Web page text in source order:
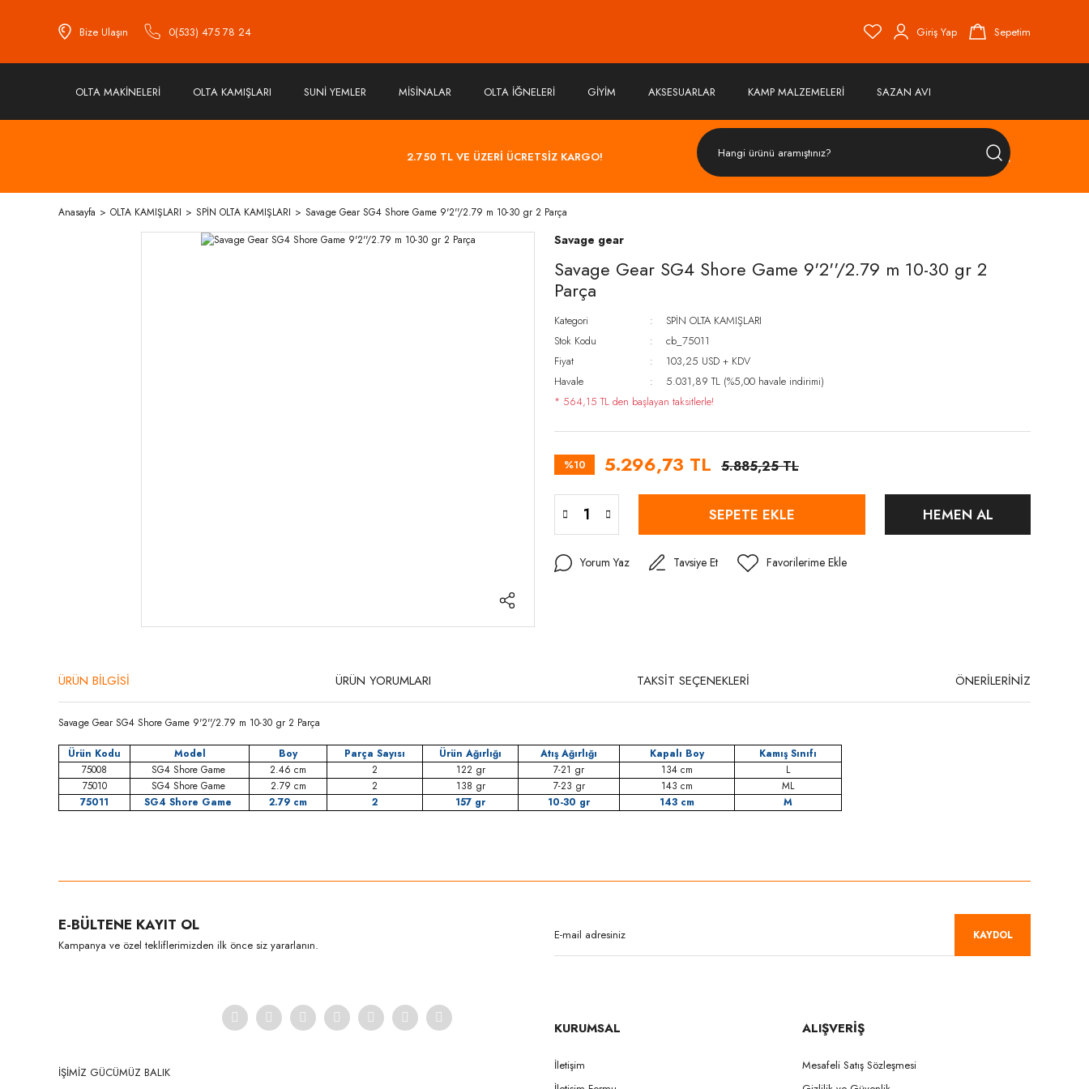
Bize Ulaşın 0(533) 475 78 24 Giriş Yap Sepetim
OLTA MAKİNELERİ OLTA KAMIŞLARI SUNİ YEMLER MİSİNALAR OLTA İĞNELERİ GİYİM AKSESUARLAR KAMP MALZEMELERİ SAZAN AVI
2.750 TL VE ÜZERİ ÜCRETSİZ KARGO!
ÜRÜN
Anasayfa OLTA KAMIŞLARI SPİN OLTA KAMIŞLARI Savage Gear SG4 Shore Game 9'2''/2.79 m 10-30 gr 2 Parça
Savage gear
Savage Gear SG4 Shore Game 9'2''/2.79 m 10-30 gr 2
Parça
Kategori
SPİN OLTA KAMIŞLARI
Stok Kodu
cb_75011
Fiyat
103,25 USD + KDV
Havale
5.031,89 TL (%5,00 havale indirimi)
* 564,15 TL den başlayan taksitlerle!
%10 5.296,73 TL 5.885,25 TL
SEPETE EKLE HEMEN AL
Yorum Yaz Tavsiye Et
ÜRÜN BİLGİSİ ÜRÜN YORUMLARI TAKSİT SEÇENEKLERİ ÖNERİLERİNİZ
Savage Gear SG4 Shore Game 9'2''/2.79 m 10-30 gr 2 Parça
Ürün Kodu Model Boy Parça Sayısı Ürün Ağırlığı Atış Ağırlığı Kapalı Boy
Kamış Sınıfı
75008
SG4 Shore Game 2.46 cm 2 122 gr 7-21 gr 134 cm
L
75010
SG4 Shore Game 2.79 cm 2 138 gr 7-23 gr 143 cm
ML
75011
SG4 Shore Game 2.79 cm 2 157 gr 10-30 gr 143 cm M
Ürün açıklamasında eksik bilgiler bulunuyor.
Ürün bilgilerinde hatalar bulunuyor.
E-BÜLTENE KAYIT OL
Kampanya ve özel tekliflerimizden ilk önce siz yararlanın.
KAYDOL
İŞİMİZ GÜCÜMÜZ BALIK
KURUMSAL
İletişim
ALIŞVERİŞ
Mesafeli Satış Sözleşmesi